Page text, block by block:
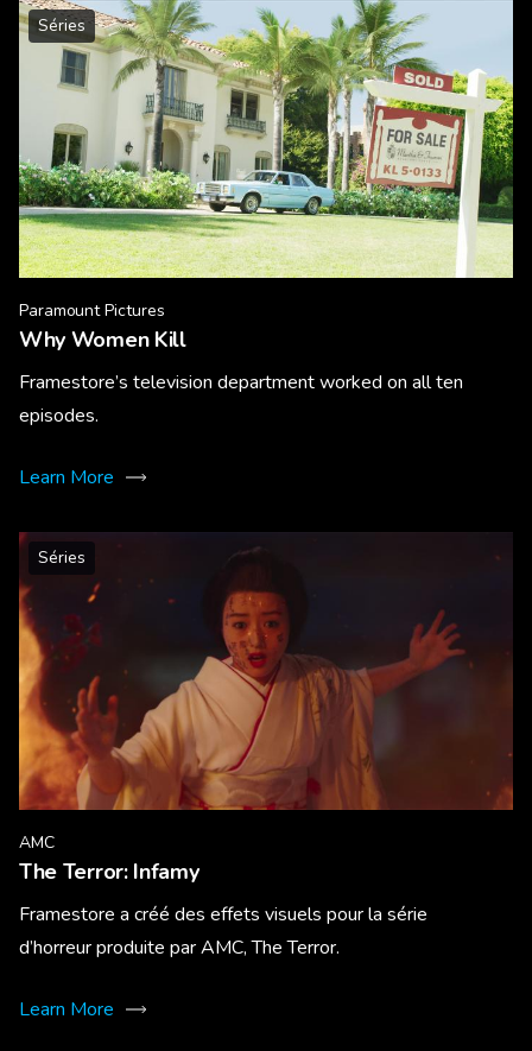
Séries
Paramount Pictures
Why Women Kill
Framestore’s television department worked on all ten
episodes.
Learn More
Séries
AMC
The Terror: Infamy
Framestore a créé des effets visuels pour la série
d’horreur produite par AMC, The Terror.
Learn More